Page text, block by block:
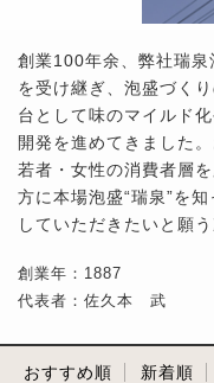
創業100年余、弊社瑞
を受け継ぎ、泡盛づく
台として味のマイルド
開発を進めてきました
若者・女性の消費者層
方に本場泡盛“瑞泉”を
していただきたいと願
創業年：1887
代表者：佐久本 武
おすすめ順 新着順